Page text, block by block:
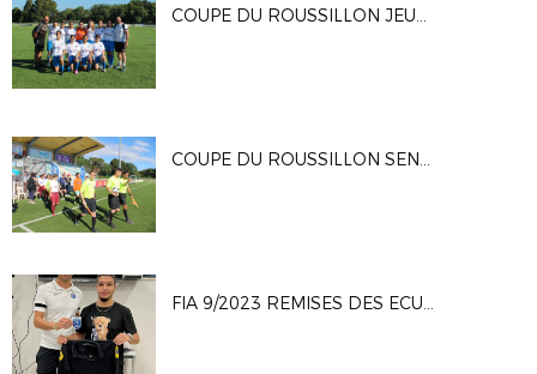
COUPE DU ROUSSILLON JEUNES 2024
COUPE DU ROUSSILLON SENIORS 2024
FIA 9/2023 REMISES DES ECUSSONS ARBITRES